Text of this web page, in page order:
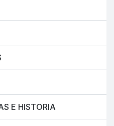
E HISTORIA